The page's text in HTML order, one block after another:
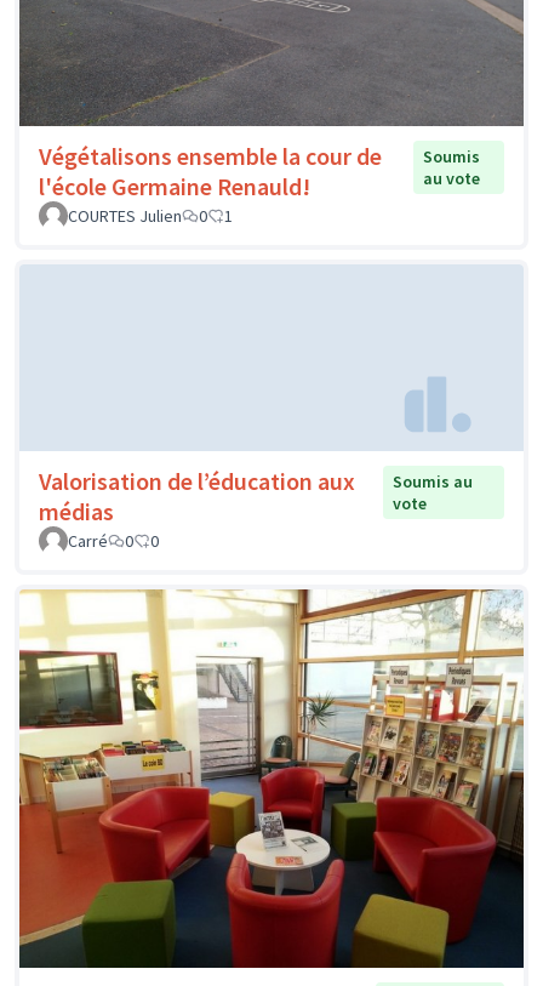
Végétalisons ensemble la cour de
l'école Germaine Renauld!
Soumis
au vote
COURTES Julien
0 1
Valorisation de l’éducation aux
médias
Soumis au
vote
Carré
0 0